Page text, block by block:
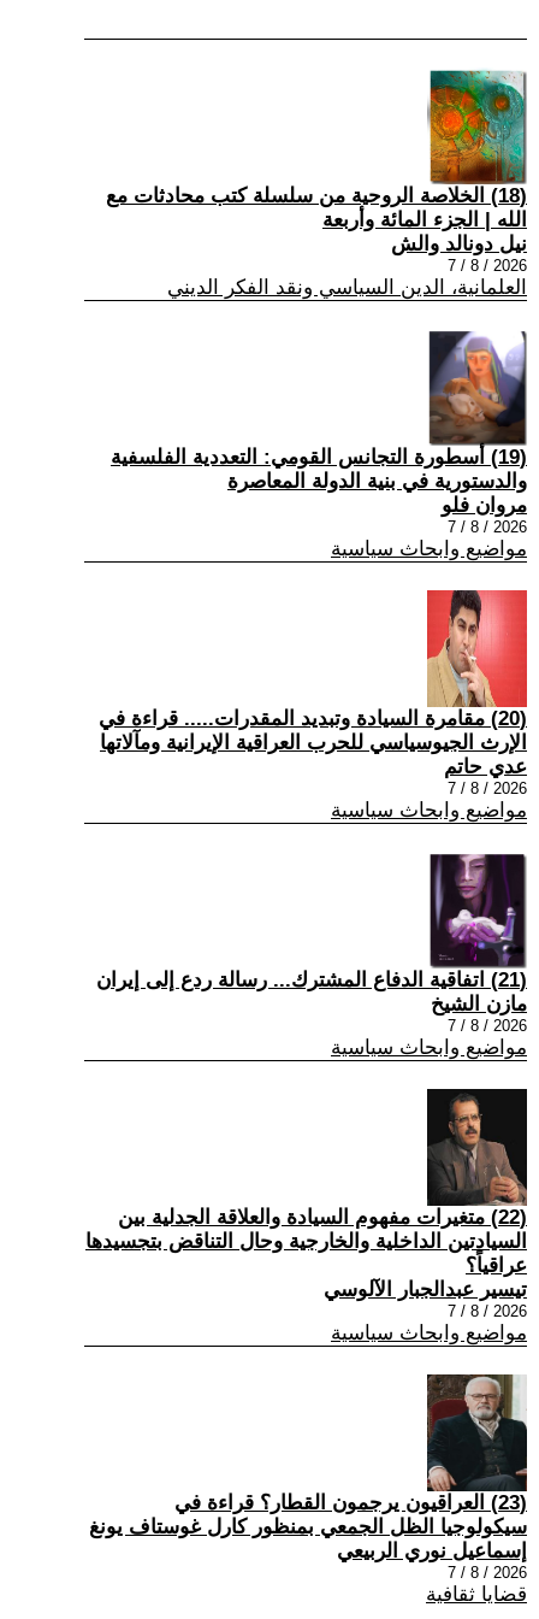
(18) الخلاصة الروحية من سلسلة كتب محادثات مع
الله | الجزء المائة وأربعة
نيل دونالد والش
2026 / 8 / 7
العلمانية، الدين السياسي ونقد الفكر الديني
(19) أسطورة التجانس القومي: التعددية الفلسفية
والدستورية في بنية الدولة المعاصرة
مروان فلو
2026 / 8 / 7
مواضيع وابحاث سياسية
(20) مقامرة السيادة وتبديد المقدرات..... قراءة في
الإرث الجيوسياسي للحرب العراقية الإيرانية ومآلاتها
عدي حاتم
2026 / 8 / 7
مواضيع وابحاث سياسية
(21) اتفاقية الدفاع المشترك... رسالة ردع إلى إيران
مازن الشيخ
2026 / 8 / 7
مواضيع وابحاث سياسية
(22) متغيرات مفهوم السيادة والعلاقة الجدلية بين
السيادتين الداخلية والخارجية وحال التناقض بتجسيدها
عراقياً؟
تيسير عبدالجبار الآلوسي
2026 / 8 / 7
مواضيع وابحاث سياسية
(23) العراقيون يرجمون القطار؟ قراءة في
سيكولوجيا الظل الجمعي بمنظور كارل غوستاف يونغ
إسماعيل نوري الربيعي
2026 / 8 / 7
قضايا ثقافية